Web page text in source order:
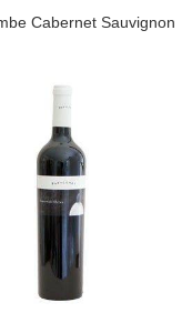
Cabernet Sauvignon